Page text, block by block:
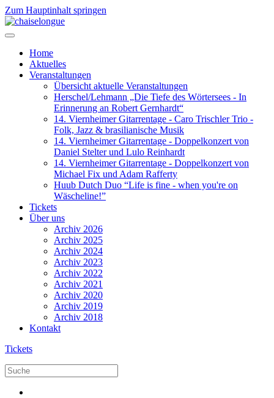
Zum Hauptinhalt springen
Home
Aktuelles
Veranstaltungen
Übersicht aktuelle Veranstaltungen
Herschel/Lehmann „Die Tiefe des Wörtersees - In
Erinnerung an Robert Gernhardt“
14. Viernheimer Gitarrentage - Caro Trischler Trio -
Folk, Jazz & brasilianische Musik
14. Viernheimer Gitarrentage - Doppelkonzert von
Daniel Stelter und Lulo Reinhardt
14. Viernheimer Gitarrentage - Doppelkonzert von
Michael Fix und Adam Rafferty
Huub Dutch Duo “Life is fine - when you're on
Wäscheline!”
Tickets
Über uns
Archiv 2026
Archiv 2025
Archiv 2024
Archiv 2023
Archiv 2022
Archiv 2021
Archiv 2020
Archiv 2019
Archiv 2018
Kontakt
Tickets